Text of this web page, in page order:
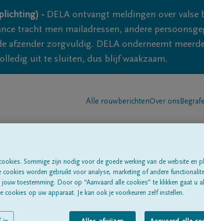
- DELA ontvangt meldingen over valse
tracht men mailadressen, andere
afzender zorgvuldig. DELA onderneemt
uit te sluiten, dus blijf waakzaam.
Alle rouwberichtenOver ons
Sommige zijn nodig voor de goede werking van de website en
cookies worden gebruikt voor analyse, marketing of andere
jouw toestemming. Door op “Aanvaard alle cookies” te klikken gaat u
cookies op uw apparaat. Je kan ook je voorkeuren zelf instellen.